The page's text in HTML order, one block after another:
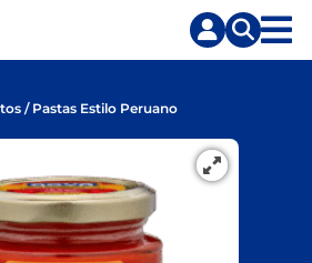
/ Pastas Estilo Peruano